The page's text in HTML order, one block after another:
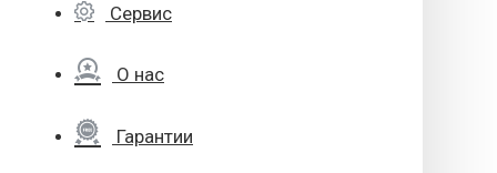
Сервис
О нас
Гарантии